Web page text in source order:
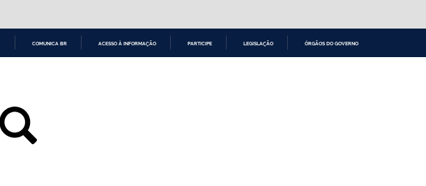
COMUNICA BR ACESSO À INFORMAÇÃO PARTICIPE LEGISLAÇÃO ÓRGÃOS DO GOVERNO